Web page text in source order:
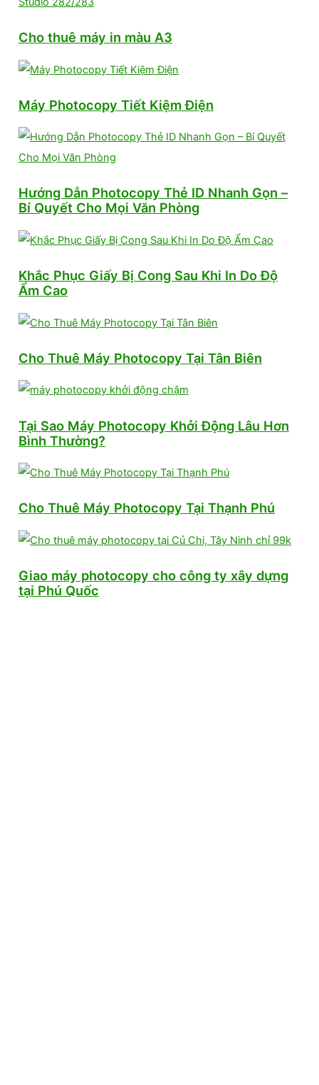
Cho thuê máy in màu A3
Máy Photocopy Tiết Kiệm Điện
Hướng Dẫn Photocopy Thẻ ID Nhanh Gọn –
Bí Quyết Cho Mọi Văn Phòng
Khắc Phục Giấy Bị Cong Sau Khi In Do Độ
Ẩm Cao
Cho Thuê Máy Photocopy Tại Tân Biên
Tại Sao Máy Photocopy Khởi Động Lâu Hơn
Bình Thường?
Cho Thuê Máy Photocopy Tại Thạnh Phú
Giao máy photocopy cho công ty xây dựng
tại Phú Quốc